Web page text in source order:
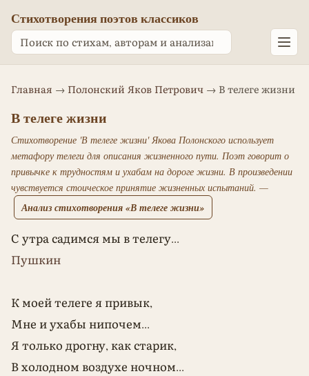
Стихотворения поэтов классиков
Главная → Полонский Яков Петрович → В телеге жизни
В телеге жизни
Стихотворение 'В телеге жизни' Якова Полонского использует
метафору телеги для описания жизненного пути. Поэт говорит о
привычке к трудностям и ухабам на дороге жизни. В произведении
чувствуется стоическое принятие жизненных испытаний. —
Анализ стихотворения «В телеге жизни»
С утра садимся мы в телегу...
Пушкин
К моей телеге я привык,
Мне и ухабы нипочем...
Я только дрогну, как старик,
В холодном воздухе ночном...